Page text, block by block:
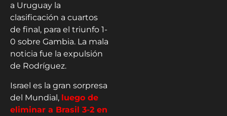
a Uruguay la
clasificación a cuartos
de final, para el triunfo 1-
0 sobre Gambia. La mala
noticia fue la expulsión
de Rodríguez.
Israel es la gran sorpresa
del Mundial, luego de
eliminar a Brasil 3-2 en